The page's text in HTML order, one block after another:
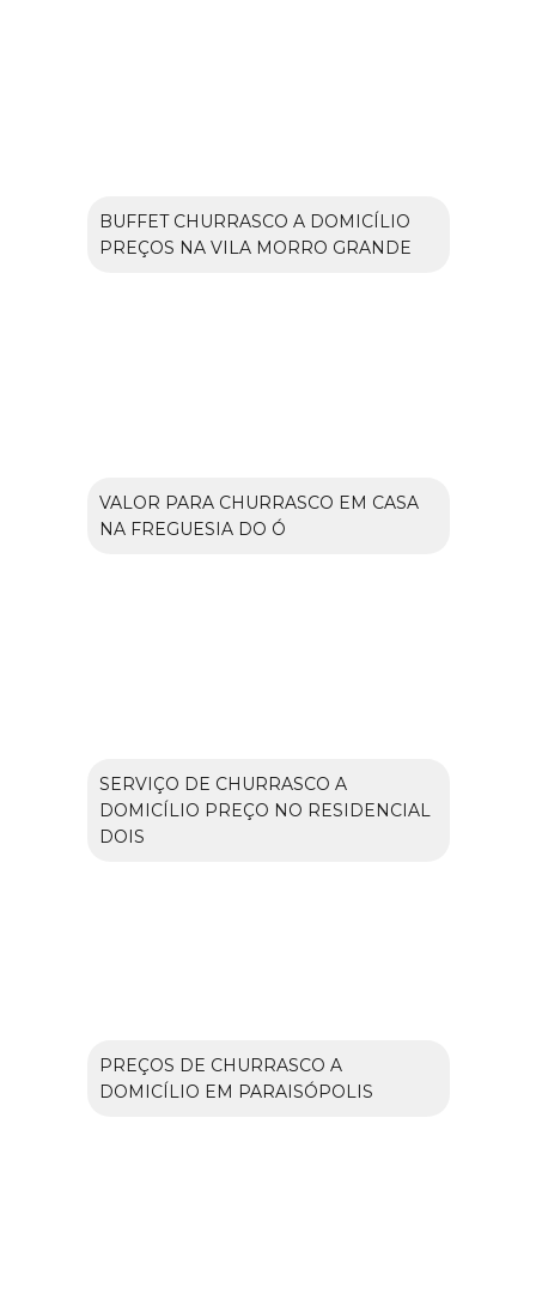
BUFFET CHURRASCO A DOMICÍLIO
PREÇOS NA VILA MORRO GRANDE
VALOR PARA CHURRASCO EM CASA
NA FREGUESIA DO Ó
SERVIÇO DE CHURRASCO A
DOMICÍLIO PREÇO NO RESIDENCIAL
DOIS
PREÇOS DE CHURRASCO A
DOMICÍLIO EM PARAISÓPOLIS